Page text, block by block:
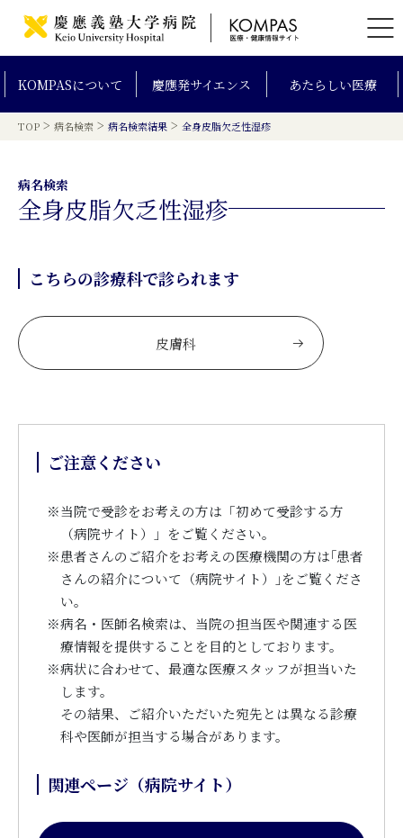
KOMPASについて 慶應発サイエンス あたらしい医療
TOP > 病名検索 > 病名検索結果 > 全身皮脂欠乏性湿疹
病名検索
全身皮脂欠乏性湿疹
こちらの診療科で診られます
皮膚科
ご注意ください
※当院で受診をお考えの方は「初めて受診する方
（病院サイト）」をご覧ください。
※患者さんのご紹介をお考えの医療機関の方は｢患者
さんの紹介について（病院サイト）｣をご覧くださ
い。
※病名・医師名検索は、当院の担当医や関連する医
療情報を提供することを目的としております。
※病状に合わせて、最適な医療スタッフが担当いた
します。
その結果、ご紹介いただいた宛先とは異なる診療
科や医師が担当する場合があります。
関連ページ（病院サイト）